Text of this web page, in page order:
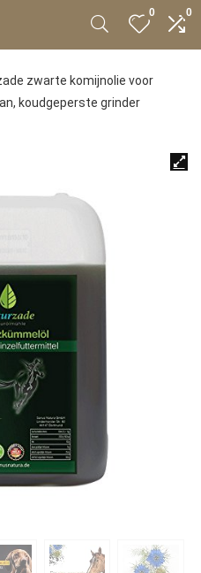
0 0
zwarte komijnolie voor
koudgeperste grinder